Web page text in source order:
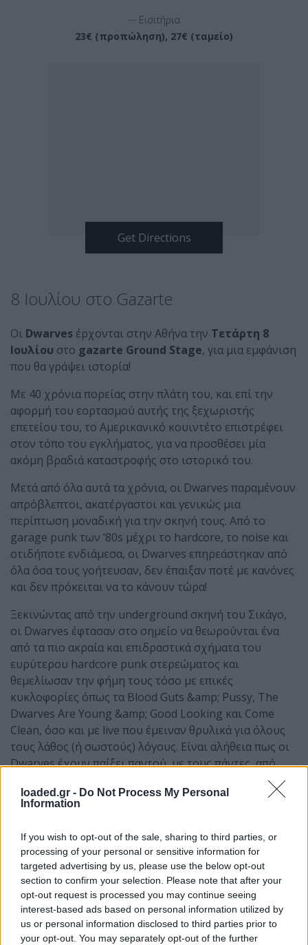
loaded.gr - Do Not Process My Personal
Information
If you wish to opt-out of the sale, sharing to third parties, or
processing of your personal or sensitive information for
targeted advertising by us, please use the below opt-out
section to confirm your selection. Please note that after your
opt-out request is processed you may continue seeing
interest-based ads based on personal information utilized by
us or personal information disclosed to third parties prior to
your opt-out. You may separately opt-out of the further
Εισιτήρια
23€ (προπώληση), 27€ (ταμείο)
8 Ιουλίου στο Gazarte
Οι Dwarves έρχονται στην Αθήνα την Τετάρτη 8
Ιουλίου στο gazarte Ground Stage, για μια εμφάνιση
που θα γράψει ιστορία!
Με 40 χρόνια πορείας στην πλάτη του, και επί την
αφορμή του εορτασμού αυτής της ξεχωριστής
επετείου του, το Αμερικανικό κουιντέτο επιστρέφει
στον τόπο του εγκλήματος, για να προσθέσει μία
ακόμη βραδιά καταστροφής στο ιστορικό του.
Μετά από όλα αυτά τα χρόνια, οι Dwarves παραμένουν
απρόβλεπτοι, ακατέργαστοι και γενικώς μια
περίπτωση μοναδική για την σκηνή τους. Από το
garage punk των ‘80s μέχρι το hardcore, το noise και
οτιδήποτε ενδιάμεσα, οι Dwarves επηρεάστηκαν από
όλα όσα τους γοήτευσαν, δεν έπαιξαν ποτέ με κανόνες
και δεν πρόκειται να το κάνουν τώρα!
Ξεκινώντας από την underground σκηνή του Σικάγο,
οι Dwarves έφτασαν στο σημείο να θεωρούνται ένα
από τα πιο ακραία και επιδραστικά σχήματα του
ευρύτερου hardcore punk στερεώματος και
θεμελίωσαν την φήμη τους τόσο με επικές
κυκλοφορίες όπως τα Blood Guts &amp; Pussy, The
Dwarves Are Young &amp; Good Looking και Come
Clean, όσο και με live που έμειναν θρυλικά για όλους
τους λάθος (ή σωστούς) λόγους. Είναι αλήθεια πως οι
Dwarves έχουν παίξει παντού, με τους πάντες, από
τους Nirvana και τους Cramps μέχρι τους Green Day
και τους Offspring, αφήνοντας πίσω τους πάντα
Σήμερα, με τον Blag Dahlia σταθερά στο τιμόνι του
συγκροτήματος και με ένα rotating cast που κάθε φορά
καταφέρνει να τραβήξει το ενδιαφέρον, οι Dwarves
συνεχίζουν να γράφουν τραγούδια, να περιοδεύουν
ανά τον κόσμο και να παίζουν live σαν να ήταν το
τελευταίο βράδυ της ζωής τους. Μεταξύ άλλων, στην